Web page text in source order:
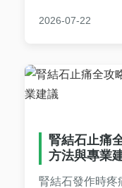
易懂。
2026-07-22
腎結石止痛
方法與專業
腎結石發作時疼